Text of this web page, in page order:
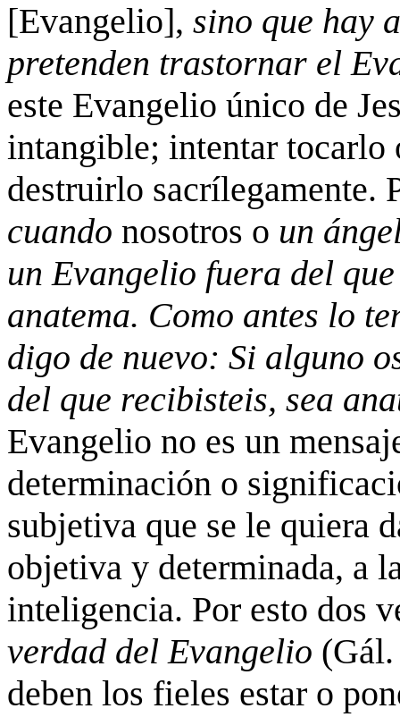
[Evangelio], sino que hay
pretenden trastornar el
este Evangelio único de
intangible; intentar
destruirlo sacrílegamente.
cuando nosotros o un
un Evangelio fuera del
anatema. Como antes lo
digo de nuevo: Si alguno
del que recibisteis, sea
Evangelio no es un
determinación o
subjetiva que se le quiera
objetiva y determinada, a
inteligencia. Por esto dos
verdad del Evangelio
deben los fieles estar o